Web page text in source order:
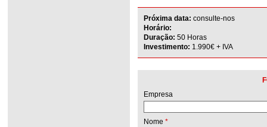
Próxima data: consulte-nos
Horário:
Duração: 50 Horas
Investimento: 1.990€ + IVA
Empresa
Nome *